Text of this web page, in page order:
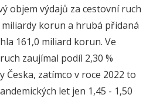
objem výdajů za cestovní ruch
miliardy korun a hrubá přidaná
161,0 miliard korun. Ve
zaujímal podíl 2,30 %
zatímco v roce 2022 to
let jen 1,45 - 1,50